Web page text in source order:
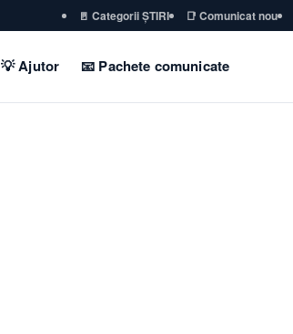
🚪 Categorii ȘTIRI 📑 Comunicat nou
💡 Ajutor 📧 Pachete comunicate